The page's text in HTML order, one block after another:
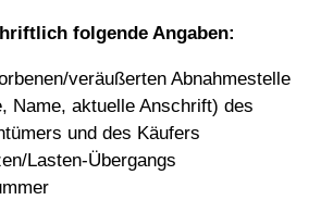
folgende Angaben:
veräußerten Abnahmestelle
Name, aktuelle Anschrift) des
und des Käufers
Lasten-Übergangs